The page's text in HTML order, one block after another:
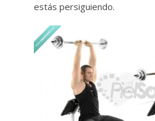
estás persiguiendo.